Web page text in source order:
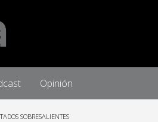
Opinión
SOBRESALIENTES